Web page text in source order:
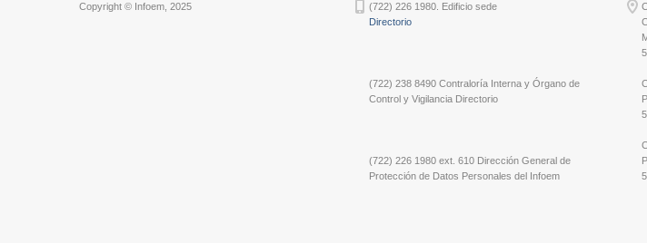
Copyright © Infoem, 2025
(722) 226 1980. Edificio sede
Directorio
(722) 238 8490 Contraloría Interna y Órgano de
Control y Vigilancia Directorio
(722) 226 1980 ext. 610 Dirección General de
Protección de Datos Personales del Infoem